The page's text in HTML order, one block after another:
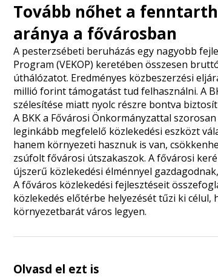
Tovább nőhet a
aránya a fővárosban
A pesterzsébeti beruházás egy nagyobb
Program (VEKOP) keretében összesen
úthálózatot. Eredményes közbeszerzési
millió forint támogatást tud felhasználni. A
szélesítése miatt nyolc részre bontva
A BKK a Fővárosi Önkormányzattal
leginkább megfelelő közlekedési eszközt
hanem környezeti hasznuk is van,
zsúfolt fővárosi útszakaszok. A fővárosi
újszerű közlekedési élménnyel
A főváros közlekedési fejlesztéseit
közlekedés előtérbe helyezését tűzi ki
környezetbarát város legyen.
Olvasd el ezt is